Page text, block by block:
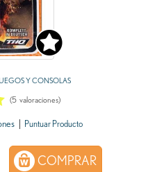
Y CONSOLAS
(5 valoraciones)
Puntuar Producto
COMPRAR